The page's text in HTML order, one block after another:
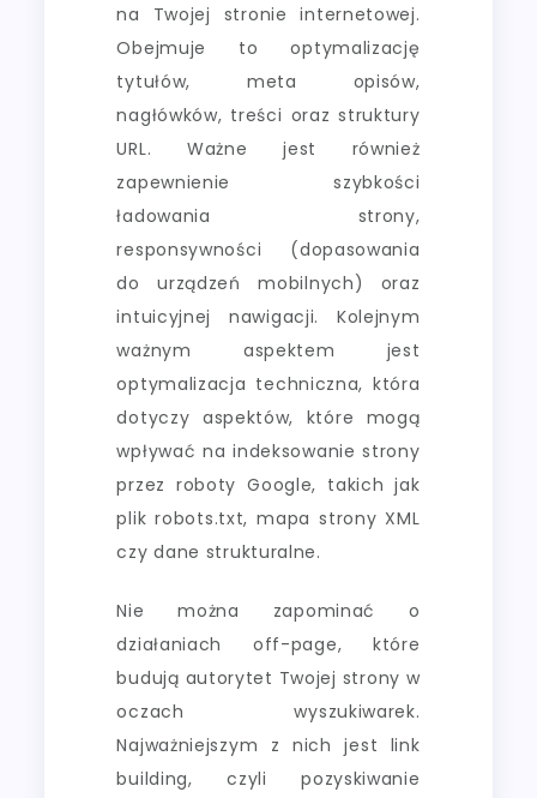
na Twojej stronie internetowej.
Obejmuje to optymalizację
tytułów, meta opisów,
nagłówków, treści oraz struktury
URL. Ważne jest również
zapewnienie szybkości
ładowania strony,
responsywności (dopasowania
do urządzeń mobilnych) oraz
intuicyjnej nawigacji. Kolejnym
ważnym aspektem jest
optymalizacja techniczna, która
dotyczy aspektów, które mogą
wpływać na indeksowanie strony
przez roboty Google, takich jak
plik robots.txt, mapa strony XML
czy dane strukturalne.
Nie można zapominać o
działaniach off-page, które
budują autorytet Twojej strony w
oczach wyszukiwarek.
Najważniejszym z nich jest link
building, czyli pozyskiwanie